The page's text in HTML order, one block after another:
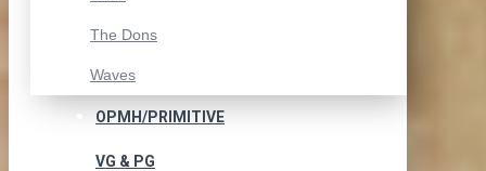
The Dons
Waves
OPMH/PRIMITIVE
VG & PG